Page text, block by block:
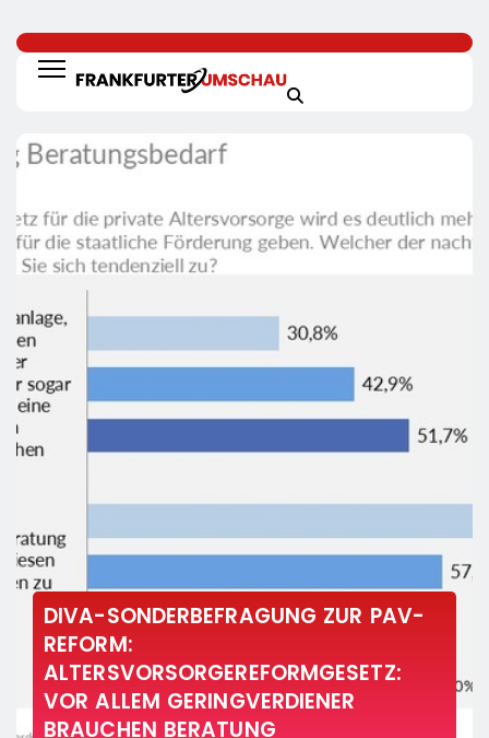
DIVA-SONDERBEFRAGUNG ZUR PAV-
REFORM:
ALTERSVORSORGEREFORMGESETZ:
VOR ALLEM GERINGVERDIENER
BRAUCHEN BERATUNG